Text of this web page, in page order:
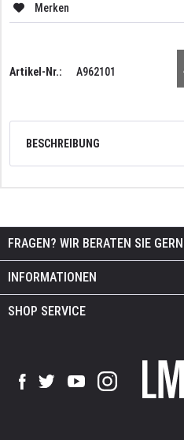
Merken
Artikel-Nr.: A962101
BESCHREIBUNG
FRAGEN? WIR BERATEN SIE
INFORMATIONEN
SHOP SERVICE